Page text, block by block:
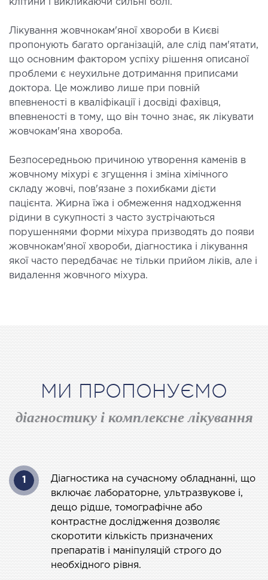
пазух
лікування захворювань та патологій
і глотки
лікування хропіння
хірургія обличчя
хірургія тіла
І ДЕРМАТОЛОГІЯ
косметологія
косметологія
косметологія
епіляція
печінки і жовчних проток
ХІРУРГІЯ
хірургія в клініці
клітини і викликаючи сильні болі.
Лікування жовчнокам'яної хвороби в Києві
пропонують багато організацій, але слід пам'ятати,
що основним фактором успіху рішення описаної
проблеми є неухильне дотримання приписами
доктора. Це можливо лише при повній
впевненості в кваліфікації і досвіді фахівця,
впевненості в тому, що він точно знає, як лікувати
жовчокам'яна хвороба.
Безпосередньою причиною утворення каменів в
жовчному міхурі є згущення і зміна хімічного
складу жовчі, пов'язане з похибками дієти
пацієнта. Жирна їжа і обмеження надходження
рідини в сукупності з часто зустрічаються
порушеннями форми міхура призводять до появи
жовчнокам'яної хвороби, діагностика і лікування
якої часто передбачає не тільки прийом ліків, але і
видалення жовчного міхура.
МИ ПРОПОНУЄМО
діагностику і комплексне лікування
1
Діагностика на сучасному обладнанні, що
включає лабораторне, ультразвукове і,
дещо рідше, томографічне або
контрастне дослідження дозволяє
скоротити кількість призначених
препаратів і маніпуляцій строго до
необхідного рівня.